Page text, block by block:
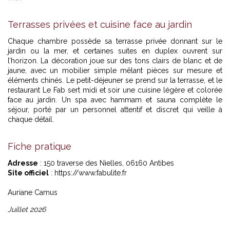
Terrasses privées et cuisine face au jardin
Chaque chambre possède sa terrasse privée donnant sur le
jardin ou la mer, et certaines suites en duplex ouvrent sur
l’horizon. La décoration joue sur des tons clairs de blanc et de
jaune, avec un mobilier simple mêlant pièces sur mesure et
éléments chinés. Le petit-déjeuner se prend sur la terrasse, et le
restaurant Le Fab sert midi et soir une cuisine légère et colorée
face au jardin. Un spa avec hammam et sauna complète le
séjour, porté par un personnel attentif et discret qui veille à
chaque détail.
Fiche pratique
Adresse : 150 traverse des Nielles, 06160 Antibes
Site officiel : https://www.fabulite.fr
Auriane Camus
Juillet 2026